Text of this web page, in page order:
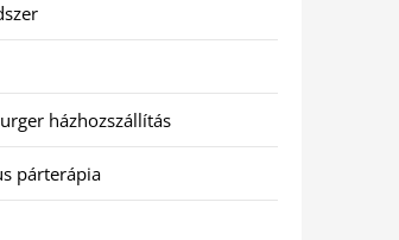
házhozszállítás
párterápia